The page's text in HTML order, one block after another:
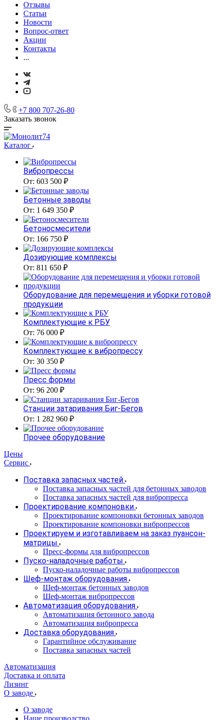
Отзывы
Статьи
Новости
Вопрос-ответ
Акции
Контакты
...
+7 800 707-26-80
Заказать звонок
Каталог
Вибропрессы
От: 603 500 ₽
Бетонные заводы
От: 1 649 350 ₽
Бетоносмесители
От: 166 750 ₽
Дозирующие комплексы
От: 811 650 ₽
Оборудование для перемещения и уборки готовой
продукции
Комплектующие к РБУ
От: 76 000 ₽
Комплектующие к вибропрессу
От: 30 350 ₽
Пресс формы
От: 96 200 ₽
Станции затаривания Биг-Бегов
От: 1 282 960 ₽
Прочее оборудование
Цены
Сервис
Поставка запасных частей
Поставка запасных частей для бетонных заводов
Поставка запасных частей для вибропресса
Проектирование компоновки
Проектирование компоновки бетонных заводов
Проектирование компоновки вибропрессов
Проектируем и изготавливаем на заказ пуансон-
матрицы
Пресс-формы для вибропрессов
Пуско-наладочные работы
Пуско-наладочные работы вибропрессов
Шеф-монтаж оборудования
Шеф-монтаж бетонных заводов
Шеф-монтаж вибропрессов
Автоматизация оборудования
Автоматизация бетонного завода
Автоматизация вибропресса
Доставка оборудования
Гарантийное обслуживание
Поставка запасных частей
Автоматизация
Доставка и оплата
Лизинг
О заводе
О заводе
Наше производство